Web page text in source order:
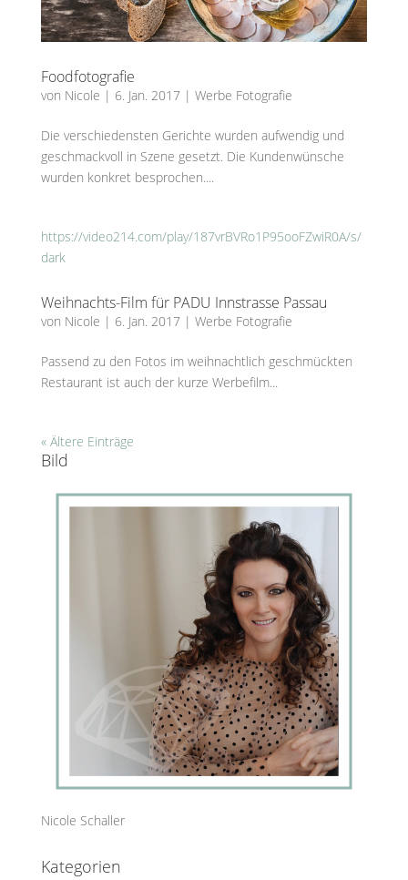
Foodfotografie
von Nicole | 6. Jan. 2017| Werbe Fotografie
Die verschiedensten Gerichte wurden aufwendig und
geschmackvoll in Szene gesetzt. Die Kundenwünsche
wurden konkret besprochen....
https://video214.com/play/187vrBVRo1P95ooFZwiR0A/s/
dark
Weihnachts-Film für PADU Innstrasse Passau
von Nicole | 6. Jan. 2017| Werbe Fotografie
Passend zu den Fotos im weihnachtlich geschmückten
Restaurant ist auch der kurze Werbefilm...
« Ältere Einträge
Bild
Nicole Schaller
Kategorien